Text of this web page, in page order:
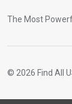
The Most
© 2026 Find All